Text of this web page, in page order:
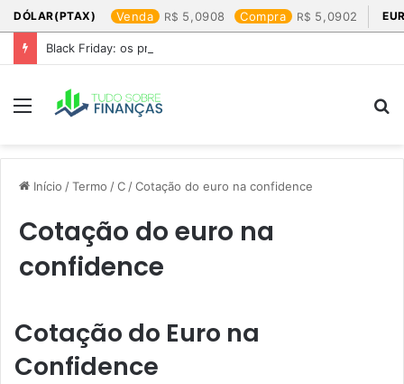
DÓLAR(PTAX) Venda 5,0908 Compra 5,0902
Black Friday: os produtos que mais valem a pena
Menu
Início /Termo /C /Cotação do euro na confidence​
Cotação do euro na
confidence​
Cotação do Euro na
Confidence